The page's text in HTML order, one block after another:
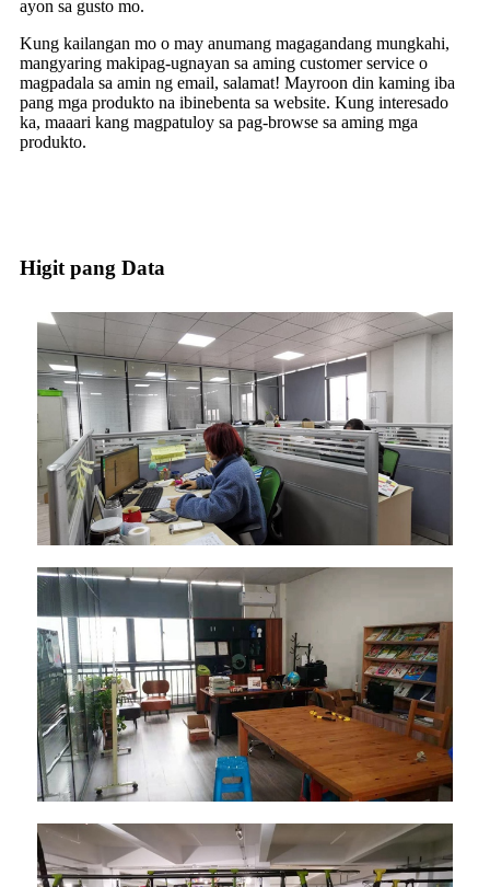
ayon sa gusto mo.
Kung kailangan mo o may anumang magagandang mungkahi,
mangyaring makipag-ugnayan sa aming customer service o
magpadala sa amin ng email, salamat! Mayroon din kaming iba
pang mga produkto na ibinebenta sa website. Kung interesado
ka, maaari kang magpatuloy sa pag-browse sa aming mga
produkto.
Higit pang Data